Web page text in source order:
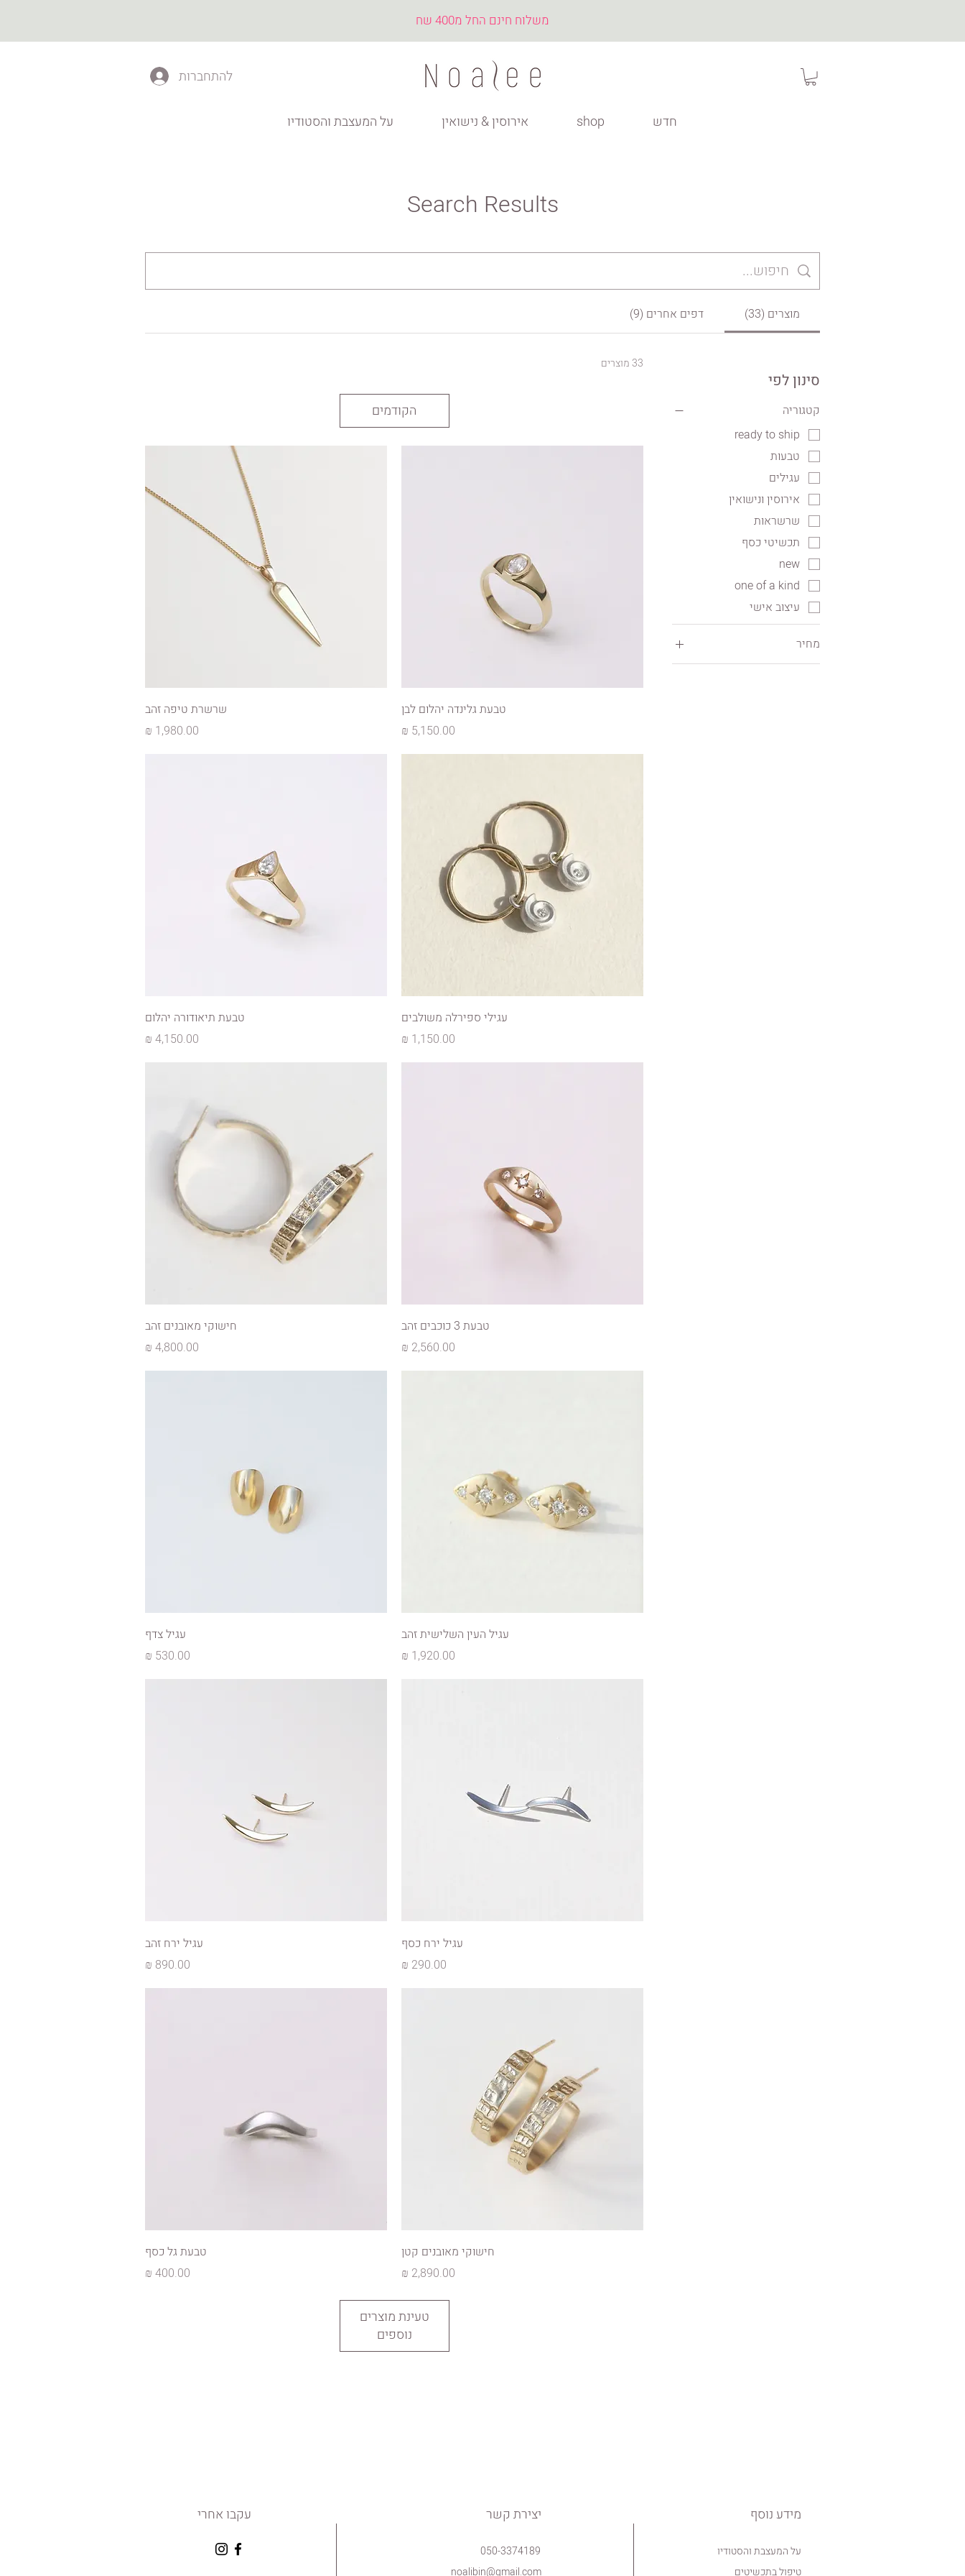
משלוח חינם החל מ400 שח
להתחברות
חדש shop אירוסין & נישואין על המעצבת והסטודיו
Search Results
מוצרים (33) דפים אחרים (9)
סינון לפי
קטגוריה
ready to ship
טבעות
עגילים
אירוסין ונישואין
שרשראות
תכשיטי כסף
new
one of a kind
עיצוב אישי
מחיר
33 מוצרים
הקודמים
טבעת גלינדה יהלום לבן
מחיר
שרשרת טיפה זהב
מחיר
עגילי ספירלה משולבים
מחיר
טבעת תיאודורה יהלום
מחיר
טבעת 3 כוכבים זהב
מחיר
חישוקי מאובנים זהב
מחיר
עגיל העין השלישית זהב
מחיר
עגיל צדף
מחיר
עגיל ירח כסף
מחיר
עגיל ירח זהב
מחיר
חישוקי מאובנים קטן
מחיר
טבעת גל כסף
מחיר
טעינת מוצרים
נוספים
עקבו אחרי יצירת קשר
050-3374189
noalibin@gmail.com
מידע נוסף
על המעצבת והסטודיו
טיפול בתכשיטים